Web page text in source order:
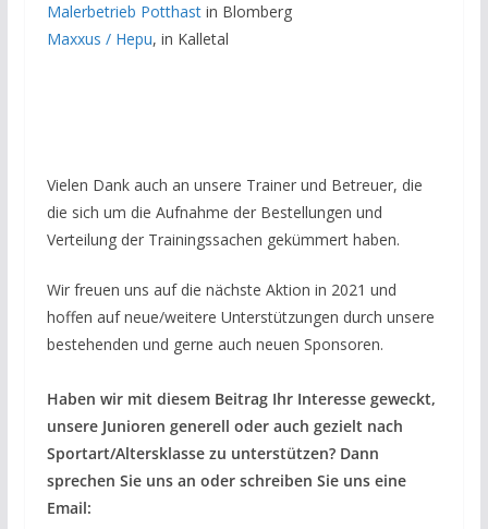
Malerbetrieb Potthastin Blomberg
Maxxus / Hepu, in Kalletal
Vielen Dank auch an unsere Trainer und Betreuer, die
die sich um die Aufnahme der Bestellungen und
Verteilung der Trainingssachen gekümmert haben.
Wir freuen uns auf die nächste Aktion in 2021 und
hoffen auf neue/weitere Unterstützungen durch unsere
bestehenden und gerne auch neuen Sponsoren.
Haben wir mit diesem Beitrag Ihr Interesse geweckt,
unsere Junioren generell oder auch gezielt nach
Sportart/Altersklasse zu unterstützen? Dann
sprechen Sie uns an oder schreiben Sie uns eine
Email: